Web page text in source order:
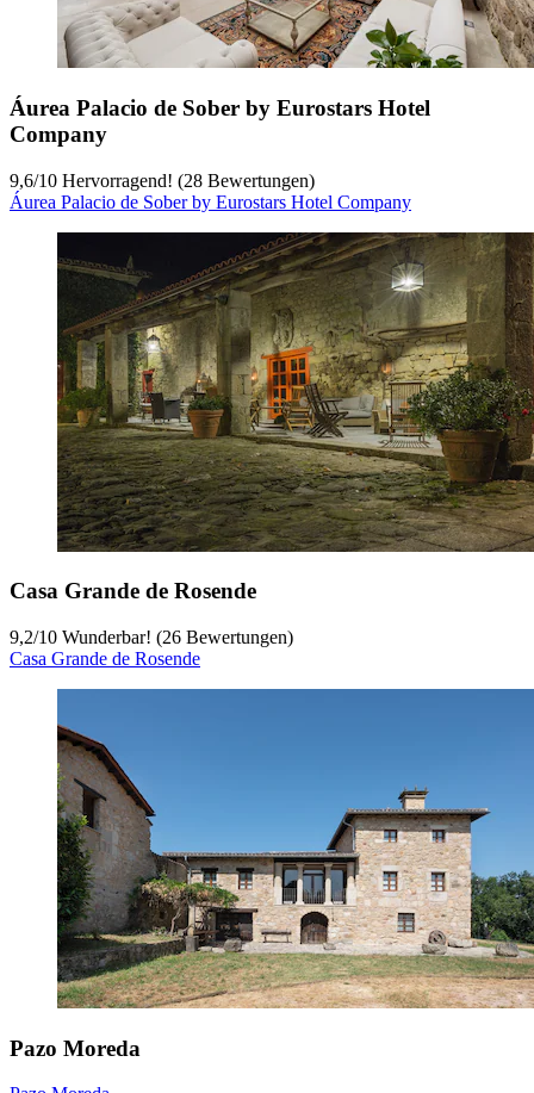
Áurea Palacio de Sober by Eurostars Hotel
Company
9,6/10 Hervorragend! (28 Bewertungen)
Áurea Palacio de Sober by Eurostars Hotel Company
Casa Grande de Rosende
9,2/10 Wunderbar! (26 Bewertungen)
Casa Grande de Rosende
Pazo Moreda